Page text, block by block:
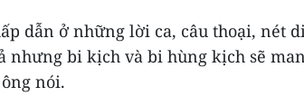
dẫn ở những lời ca, câu thoại, nét
nhưng bi kịch và bi hùng kịch sẽ
nói.